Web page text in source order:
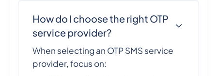
How do I choose the right OTP
service provider?
When selecting an OTP SMS service
provider, focus on: